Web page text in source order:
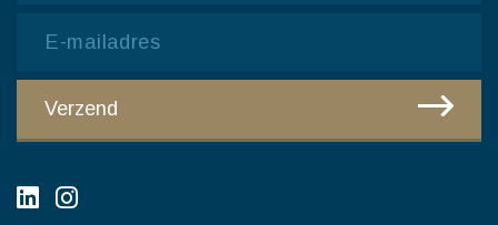
Verzend